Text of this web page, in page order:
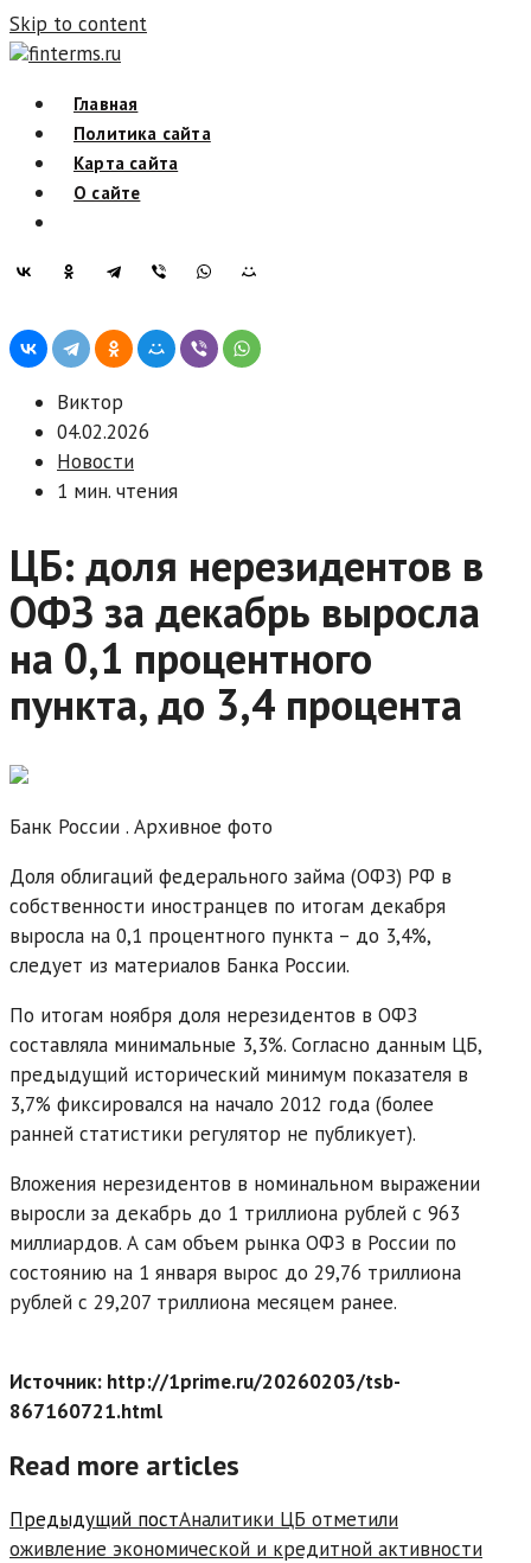
Skip to content
finterms.ru
Главная
Политика сайта
Карта сайта
О сайте
Виктор
04.02.2026
Новости
1 мин. чтения
ЦБ: доля нерезидентов в
ОФЗ за декабрь выросла
на 0,1 процентного
пункта, до 3,4 процента
Банк России . Архивное фото
Доля облигаций федерального займа (ОФЗ) РФ в
собственности иностранцев по итогам декабря
выросла на 0,1 процентного пункта – до 3,4%,
следует из материалов Банка России.
По итогам ноября доля нерезидентов в ОФЗ
составляла минимальные 3,3%. Согласно данным ЦБ,
предыдущий исторический минимум показателя в
3,7% фиксировался на начало 2012 года (более
ранней статистики регулятор не публикует).
Вложения нерезидентов в номинальном выражении
выросли за декабрь до 1 триллиона рублей с 963
миллиардов. А сам объем рынка ОФЗ в России по
состоянию на 1 января вырос до 29,76 триллиона
рублей с 29,207 триллиона месяцем ранее.
Источник: http://1prime.ru/20260203/tsb-
867160721.html
Read more articles
Предыдущий постАналитики ЦБ отметили
оживление экономической и кредитной активности